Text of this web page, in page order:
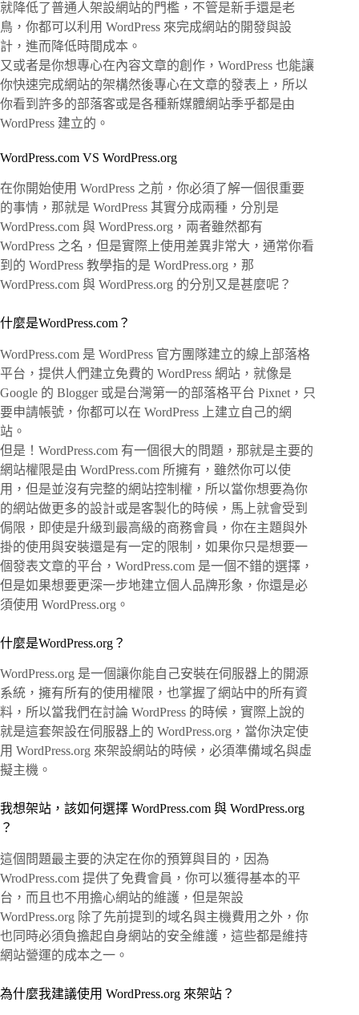
就降低了普通人架設網站的門檻，不管是新手還是老
鳥，你都可以利用 WordPress 來完成網站的開發與設
計，進而降低時間成本。
又或者是你想專心在內容文章的創作，WordPress 也能讓
你快速完成網站的架構然後專心在文章的發表上，所以
你看到許多的部落客或是各種新媒體網站季乎都是由
WordPress 建立的。
WordPress.com VS WordPress.org
在你開始使用 WordPress 之前，你必須了解一個很重要
的事情，那就是 WordPress 其實分成兩種，分別是
WordPress.com 與 WordPress.org，兩者雖然都有
WordPress 之名，但是實際上使用差異非常大，通常你看
到的 WordPress 教學指的是 WordPress.org，那
WordPress.com 與 WordPress.org 的分別又是甚麼呢？
什麼是WordPress.com？
WordPress.com 是 WordPress 官方團隊建立的線上部落格
平台，提供人們建立免費的 WordPress 網站，就像是
Google 的 Blogger或是台灣第一的部落格平台 Pixnet ，只
要申請帳號，你都可以在 WordPress 上建立自己的網
站。
但是！WordPress.com 有一個很大的問題，那就是主要的
網站權限是由 WordPress.com 所擁有，雖然你可以使
用，但是並沒有完整的網站控制權，所以當你想要為你
的網站做更多的設計或是客製化的時候，馬上就會受到
侷限，即使是升級到最高級的商務會員，你在主題與外
掛的使用與安裝還是有一定的限制，如果你只是想要一
個發表文章的平台，WordPress.com 是一個不錯的選擇，
但是如果想要更深一步地建立個人品牌形象，你還是必
須使用 WordPress.org。
什麼是WordPress.org？
WordPress.org 是一個讓你能自己安裝在伺服器上的開源
系統，擁有所有的使用權限，也掌握了網站中的所有資
料，所以當我們在討論 WordPress 的時候，實際上說的
就是這套架設在伺服器上的 WordPress.org，當你決定使
用 WordPress.org 來架設網站的時候，必須準備域名與虛
擬主機。
我想架站，該如何選擇 WordPress.com 與 WordPress.org
？
這個問題最主要的決定在你的預算與目的，因為
WrodPress.com 提供了免費會員，你可以獲得基本的平
台，而且也不用擔心網站的維護，但是架設
WordPress.org 除了先前提到的域名與主機費用之外，你
也同時必須負擔起自身網站的安全維護，這些都是維持
網站營運的成本之一。
為什麼我建議使用 WordPress.org 來架站？